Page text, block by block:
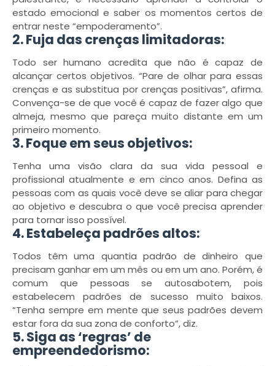
estado emocional e saber os momentos certos de
entrar neste “empoderamento”.
2. Fuja das crenças limitadoras:
Todo ser humano acredita que não é capaz de
alcançar certos objetivos. “Pare de olhar para essas
crenças e as substitua por crenças positivas”, afirma.
Convença-se de que você é capaz de fazer algo que
almeja, mesmo que pareça muito distante em um
primeiro momento.
3. Foque em seus objetivos:
Tenha uma visão clara da sua vida pessoal e
profissional atualmente e em cinco anos. Defina as
pessoas com as quais você deve se aliar para chegar
ao objetivo e descubra o que você precisa aprender
para tornar isso possível.
4. Estabeleça padrões altos:
Todos têm uma quantia padrão de dinheiro que
precisam ganhar em um mês ou em um ano. Porém, é
comum que pessoas se autosabotem, pois
estabelecem padrões de sucesso muito baixos.
“Tenha sempre em mente que seus padrões devem
estar fora da sua zona de conforto”, diz.
5. Siga as ‘regras’ de
empreendedorismo: